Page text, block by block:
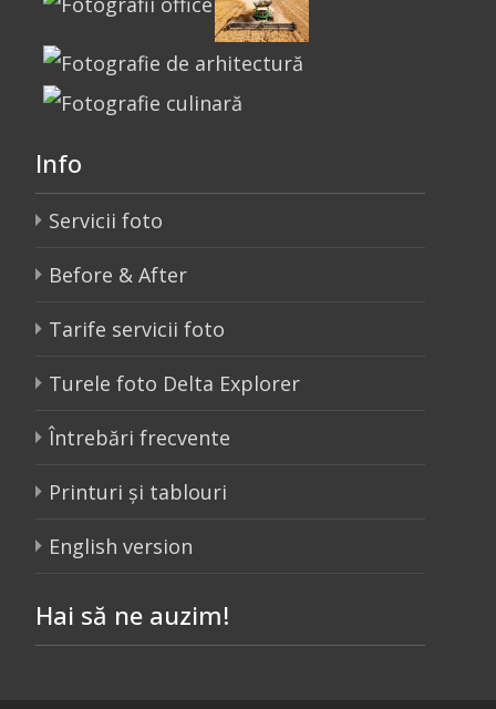
Info
Servicii foto
Before & After
Tarife servicii foto
Turele foto Delta Explorer
Întrebări frecvente
Printuri și tablouri
English version
Hai să ne auzim!